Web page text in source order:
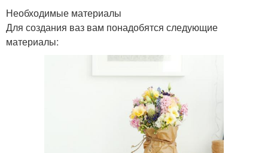
Необходимые материалы
Для создания ваз вам понадобятся следующие
материалы: